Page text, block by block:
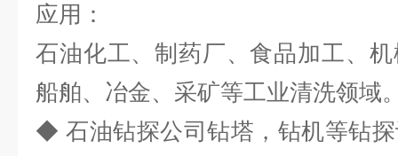
应用：
石油化工、制药厂、食品加工、
船舶、冶金、采矿等工业清洗领域
◆ 石油钻探公司钻塔，钻机等钻